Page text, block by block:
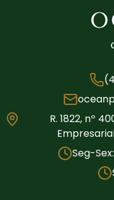
R. 1822, nº
Seg-